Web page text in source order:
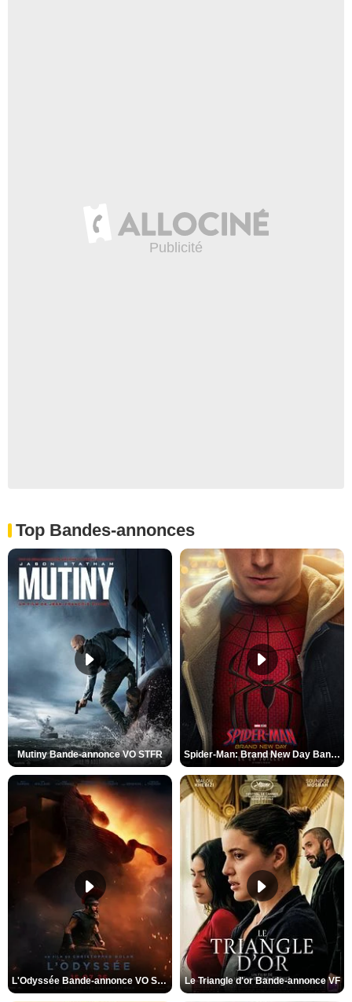
Top Bandes-annonces
Mutiny Bande-annonce VO STFR Spider-Man: Brand New Day Bande-annonce VO STFR
L'Odyssée Bande-annonce VO STFR Le Triangle d'or Bande-annonce VF